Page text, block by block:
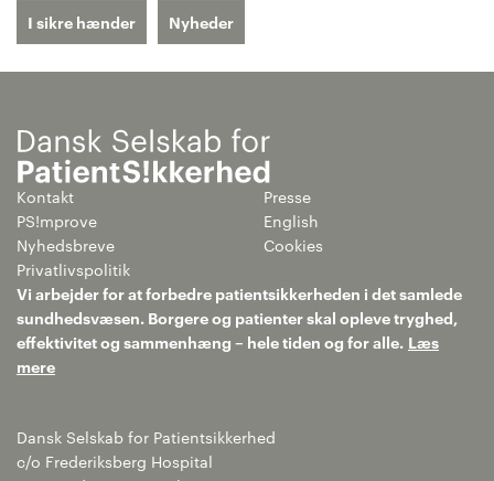
I sikre hænder Nyheder
Kontakt
Presse
PS!mprove
English
Nyhedsbreve
Cookies
Privatlivspolitik
Vi arbejder for at forbedre patientsikkerheden i det samlede
sundhedsvæsen. Borgere og patienter skal opleve tryghed,
effektivitet og sammenhæng – hele tiden og for alle. Læs
mere
Dansk Selskab for Patientsikkerhed
c/o Frederiksberg Hospital